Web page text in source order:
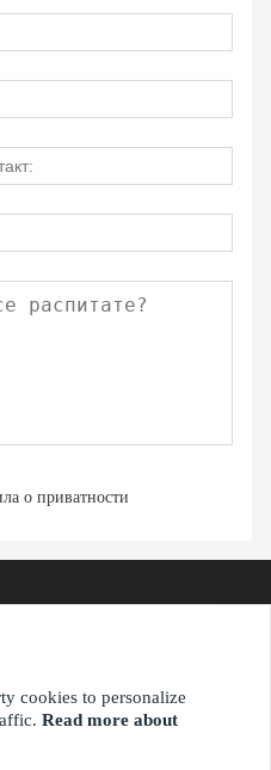
о приватности
cookies to personalize
Read more about